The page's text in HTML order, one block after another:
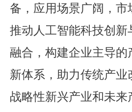
备，应用场景广阔，市
推动人工智能科技创新
融合，构建企业主导的
新体系，助力传统产业
战略性新兴产业和未来